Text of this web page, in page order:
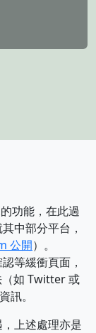
功能，在此過
中部分平台，
公開）。
等緩衝頁面，
（如 Twitter 或
訊。
上述處理亦是